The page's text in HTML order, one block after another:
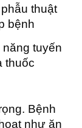
thuật
bệnh
tuyến
thuốc
Bệnh
như ăn